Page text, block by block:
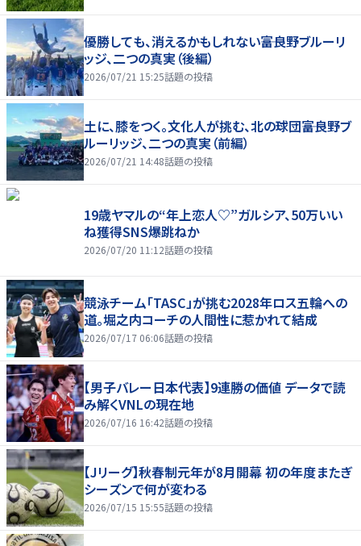
優勝しても、消えるかもしれない――富良野ブルーリ
ッジ、二つの真実（後編）
2026/07/21 15:25話題の投稿
土に、膝をつく。文化人が挑む、北の球団――富良野ブ
ルーリッジ、二つの真実（前編）
2026/07/21 14:48話題の投稿
19歳ヤマルの“年上恋人♡”ガルシア、50万いい
ね獲得SNS爆跳ねか
2026/07/20 11:12話題の投稿
競泳チーム「TASC」が挑む2028年ロス五輪への
道。堀之内コーチの人間性に惹かれて結成
2026/07/17 06:06話題の投稿
【男子バレー日本代表】9連勝の価値 データで読
み解くVNLの現在地
2026/07/16 16:42話題の投稿
【Jリーグ】秋春制元年が8月開幕 初の年度またぎ
シーズンで何が変わる
2026/07/15 15:55話題の投稿